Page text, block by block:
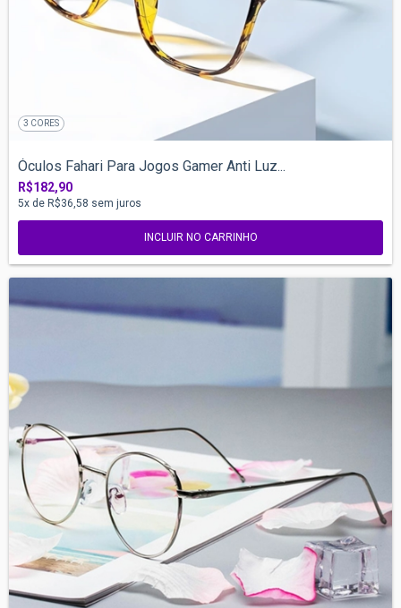
3 CORES
Óculos Fahari Para Jogos Gamer Anti Luz...
R$182,90
5x de R$36,58 sem juros
INCLUIR NO CARRINHO